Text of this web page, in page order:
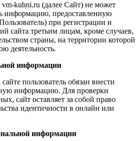
kuhni.ru (далее Сайт) не может
информацию, предоставленную
при регистрации и
сайта третьим лицам, кроме случаев,
страны, на территории которой
деятельность.
информации
пользователь обязан внести
информацию. Для проверки
сайт оставляет за собой право
идентичности в онлайн или
информации